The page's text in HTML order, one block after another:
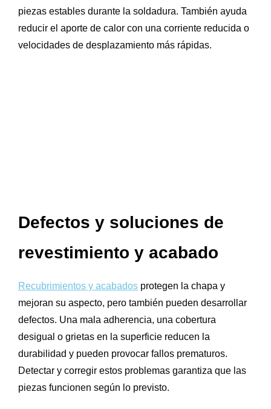
piezas estables durante la soldadura. También ayuda
reducir el aporte de calor con una corriente reducida o
velocidades de desplazamiento más rápidas.
Defectos y soluciones de
revestimiento y acabado
Recubrimientos y acabados protegen la chapa y
mejoran su aspecto, pero también pueden desarrollar
defectos. Una mala adherencia, una cobertura
desigual o grietas en la superficie reducen la
durabilidad y pueden provocar fallos prematuros.
Detectar y corregir estos problemas garantiza que las
piezas funcionen según lo previsto.